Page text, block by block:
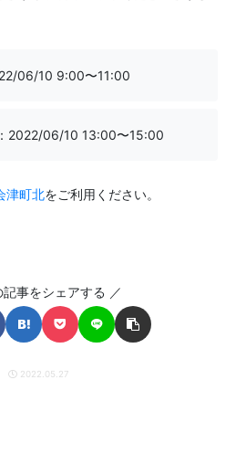
06/10 9:00〜11:00
：2022/06/10 13:00〜15:00
津町北をご利用ください。
記事をシェアする ／
2022.05.27